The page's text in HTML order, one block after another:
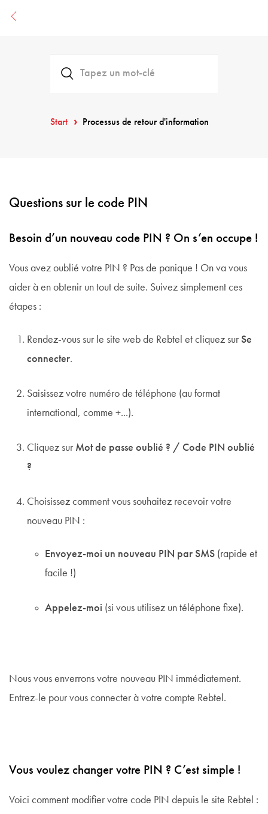
Start Processus de retour d'information
Questions sur le code PIN
Besoin d’un nouveau code PIN ? On s’en occupe !
Vous avez oublié votre PIN ? Pas de panique ! On va vous
aider à en obtenir un tout de suite. Suivez simplement ces
étapes :
Rendez-vous sur le site web de Rebtel et cliquez sur Se
connecter.
Saisissez votre numéro de téléphone (au format
international, comme +...).
Cliquez sur Mot de passe oublié ? / Code PIN oublié
?
Choisissez comment vous souhaitez recevoir votre
nouveau PIN :
Envoyez-moi un nouveau PIN par SMS (rapide et
facile !)
Appelez-moi (si vous utilisez un téléphone fixe).
Nous vous enverrons votre nouveau PIN immédiatement.
Entrez-le pour vous connecter à votre compte Rebtel.
Vous voulez changer votre PIN ? C’est simple !
Voici comment modifier votre code PIN depuis le site Rebtel :